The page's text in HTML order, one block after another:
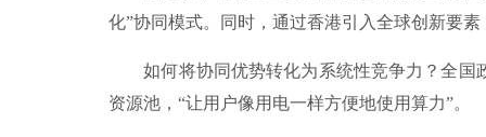
化”协同模式。同时，通过香港引入全球创新要
如何将协同优势转化为系统性竞争力？全国
资源池，“让用户像用电一样方便地使用算力”。